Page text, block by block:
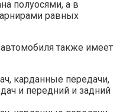
полуосями, а в
равных
также имеет
карданные передачи,
и передний и задний